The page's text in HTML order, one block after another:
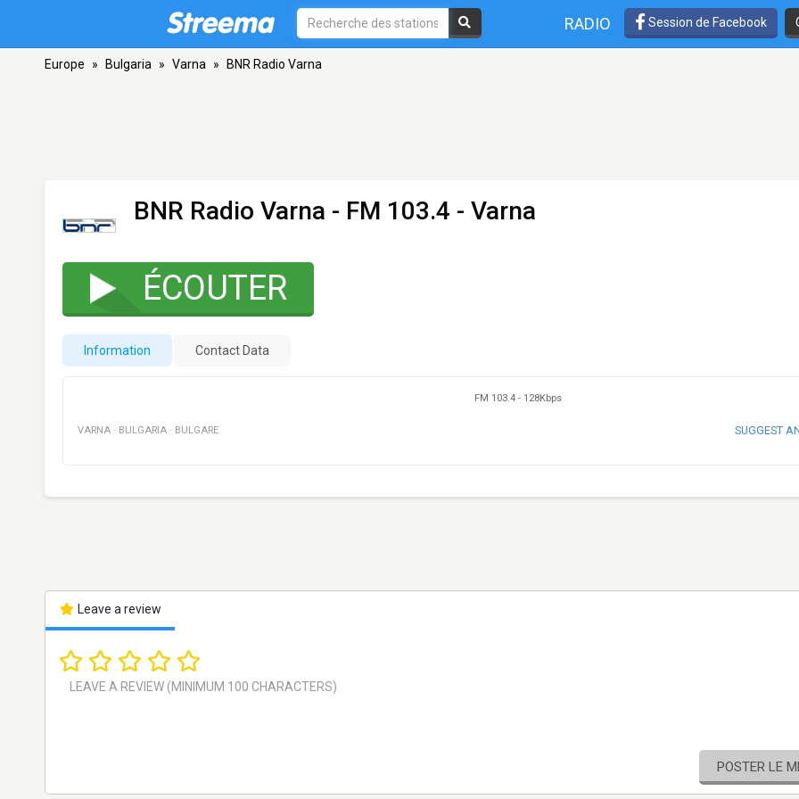
RADIO Session de Facebook
Europe » Bulgaria » Varna » BNR Radio Varna
BNR Radio Varna - FM 103.4 - Varna
ÉCOUTER
Information Contact Data
FM 103.4 - 128Kbps
VARNA · BULGARIA · BULGARE SUGGEST
Leave a review
POSTER LE